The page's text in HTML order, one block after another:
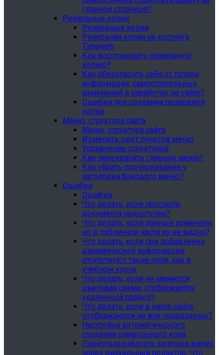
главной странице?
Резервные копии
Резервные копии
Резервная копия на хостинге
Timeweb
Как восстановить резервную
копию?
Как обезопасить себя от потери
информации, самостоятельных
изменений и наработок на сайте?
Ошибки при создании резервной
копии
Меню, структура сайта
Меню, структура сайта
Изменить цвет пунктов меню
Управление структурой
Как перекрасить главное меню?
Как убрать подчеркивание у
заголовка бокового меню?
Ошибки
Ошибки
Что делать, если просмотр
документа недоступен?
Что делать, если данные изменяли,
но в публичной части их не видно?
Что делать, если при добавлении
динамической информации
отсутствуют такие поля, как в
учебном курсе
Что делать, если не меняется
цветовая схема, отображается
удаленный раздел?
Что делать, если в карте сайта
отображаются не все подразделы?
Настройка автоматического
создания символьного кода
Перестала работать загрузка видео
через визуальный редактор. Что